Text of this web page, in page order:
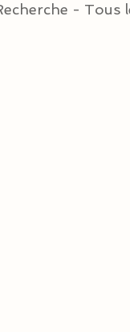
- Tous